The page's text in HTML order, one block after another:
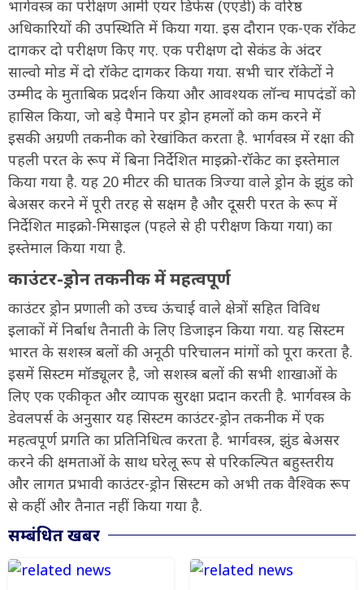
भार्गवस्त्र का परीक्षण आर्मी एयर डिफेंस (एएडी) के वरिष्ठ
अधिकारियों की उपस्थिति में किया गया. इस दौरान एक-एक रॉकेट
दागकर दो परीक्षण किए गए. एक परीक्षण दो सेकंड के अंदर
साल्वो मोड में दो रॉकेट दागकर किया गया. सभी चार रॉकेटों ने
उम्मीद के मुताबिक प्रदर्शन किया और आवश्यक लॉन्च मापदंडों को
हासिल किया, जो बड़े पैमाने पर ड्रोन हमलों को कम करने में
इसकी अग्रणी तकनीक को रेखांकित करता है. भार्गवस्त्र में रक्षा की
पहली परत के रूप में बिना निर्देशित माइक्रो-रॉकेट का इस्तेमाल
किया गया है. यह 20 मीटर की घातक त्रिज्या वाले ड्रोन के झुंड को
बेअसर करने में पूरी तरह से सक्षम है और दूसरी परत के रूप में
निर्देशित माइक्रो-मिसाइल (पहले से ही परीक्षण किया गया) का
इस्तेमाल किया गया है.
काउंटर-ड्रोन तकनीक में महत्वपूर्ण
काउंटर ड्रोन प्रणाली को उच्च ऊंचाई वाले क्षेत्रों सहित विविध
इलाकों में निर्बाध तैनाती के लिए डिजाइन किया गया. यह सिस्टम
भारत के सशस्त्र बलों की अनूठी परिचालन मांगों को पूरा करता है.
इसमें सिस्टम मॉड्यूलर है, जो सशस्त्र बलों की सभी शाखाओं के
लिए एक एकीकृत और व्यापक सुरक्षा प्रदान करती है. भार्गवस्त्र के
डेवलपर्स के अनुसार यह सिस्टम काउंटर-ड्रोन तकनीक में एक
महत्वपूर्ण प्रगति का प्रतिनिधित्व करता है. भार्गवस्त्र, झुंड बेअसर
करने की क्षमताओं के साथ घरेलू रूप से परिकल्पित बहुस्तरीय
और लागत प्रभावी काउंटर-ड्रोन सिस्टम को अभी तक वैश्विक रूप
से कहीं और तैनात नहीं किया गया है.
सम्बंधित खबर